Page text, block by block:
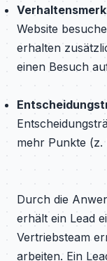
Website
erhalten
einen Besuch
mehr Punkte (z.
Durch die
erhält ein Lead
Vertriebsteam
arbeiten. Ein